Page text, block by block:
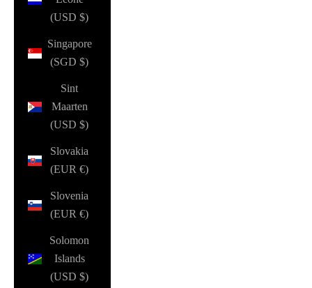
(USD $)
Singapore
(SGD $)
Sint
Maarten
(USD $)
Slovakia
(EUR €)
Slovenia
(EUR €)
Solomon
Islands
(USD $)